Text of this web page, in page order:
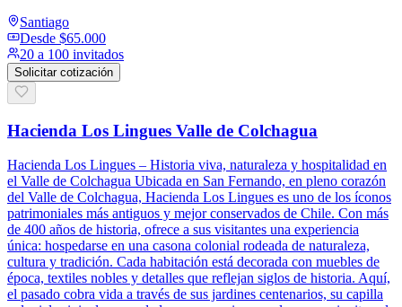
Santiago
Desde $65.000
20 a 100 invitados
Solicitar cotización
Hacienda Los Lingues Valle de Colchagua
Hacienda Los Lingues – Historia viva, naturaleza y hospitalidad en
el Valle de Colchagua Ubicada en San Fernando, en pleno corazón
del Valle de Colchagua, Hacienda Los Lingues es uno de los íconos
patrimoniales más antiguos y mejor conservados de Chile. Con más
de 400 años de historia, ofrece a sus visitantes una experiencia
única: hospedarse en una casona colonial rodeada de naturaleza,
cultura y tradición. Cada habitación está decorada con muebles de
época, textiles nobles y detalles que reflejan siglos de historia. Aquí,
el pasado cobra vida a través de sus jardines centenarios, su capilla